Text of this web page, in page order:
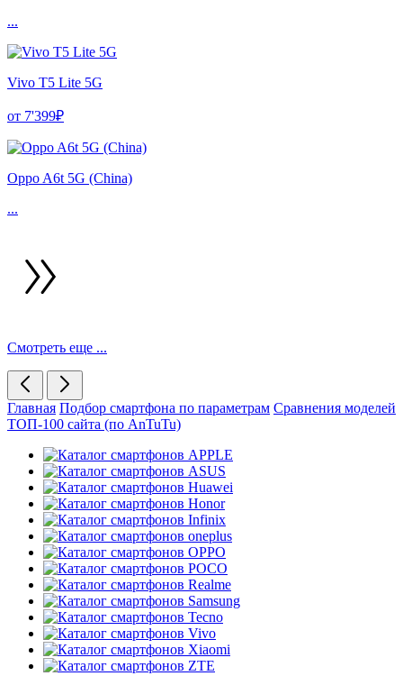
...
Vivo T5 Lite 5G
от 7'399₽
Oppo A6t 5G (China)
...
Смотреть еще ...
Главная Подбор смартфона по параметрам Сравнения моделей
ТОП-100 сайта (по AnTuTu)